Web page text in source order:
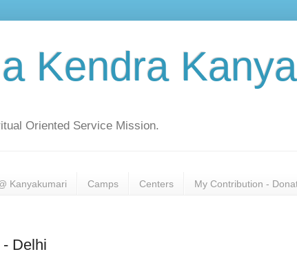
Kendra
Oriented Service Mission.
Kanyakumari Camps Centers My Contribution -
Delhi